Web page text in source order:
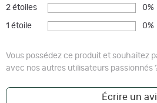
2 étoiles 0%
1 étoile 0%
Vous possédez ce produit et souhaitez
avec nos autres utilisateurs passionnés
Écrire un